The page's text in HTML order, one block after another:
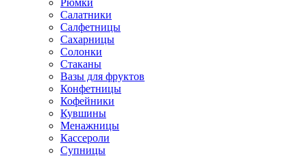
Рюмки
Салатники
Салфетницы
Сахарницы
Солонки
Стаканы
Вазы для фруктов
Конфетницы
Кофейники
Кувшины
Менажницы
Кассероли
Супницы